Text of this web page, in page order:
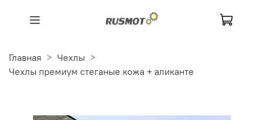
Главная
Чехлы
Чехлы премиум стеганые кожа + аликанте